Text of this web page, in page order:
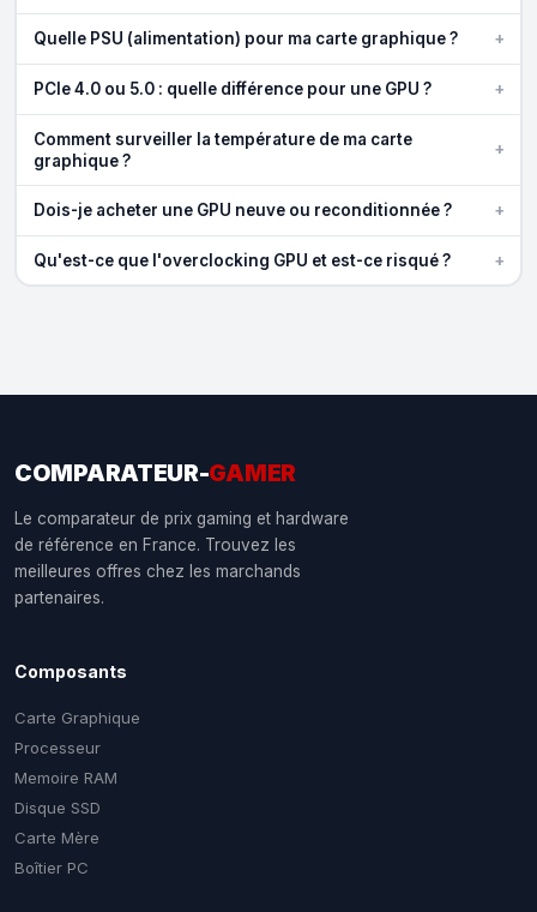
Quelle PSU (alimentation) pour ma carte graphique ? +
PCIe 4.0 ou 5.0 : quelle différence pour une GPU ? +
Comment surveiller la température de ma carte
graphique ?
+
Dois-je acheter une GPU neuve ou reconditionnée ? +
Qu'est-ce que l'overclocking GPU et est-ce risqué ? +
COMPARATEUR-GAMER
Le comparateur de prix gaming et hardware
de référence en France. Trouvez les
meilleures offres chez les marchands
partenaires.
Composants
Carte Graphique
Processeur
Memoire RAM
Disque SSD
Carte Mère
Boîtier PC